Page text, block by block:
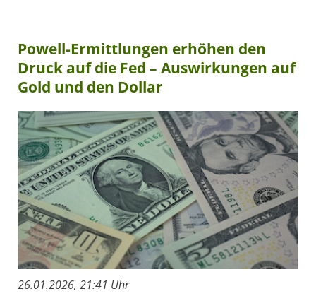
Powell-Ermittlungen erhöhen den
Druck auf die Fed – Auswirkungen auf
Gold und den Dollar
26.01.2026, 21:41 Uhr